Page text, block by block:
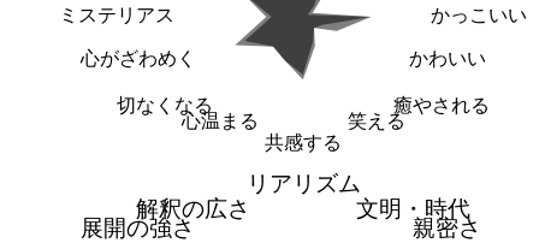
かっこいい
かわいい
癒やされる
笑える
共感する
心温まる
切なくなる
心がざわめく
ミステリアス
リアリズム
文明・時代
親密さ
展開の強さ
解釈の広さ